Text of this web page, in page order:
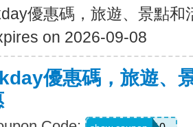
優惠碼，旅遊、景點和
on 2026-09-08
優惠碼，旅遊、